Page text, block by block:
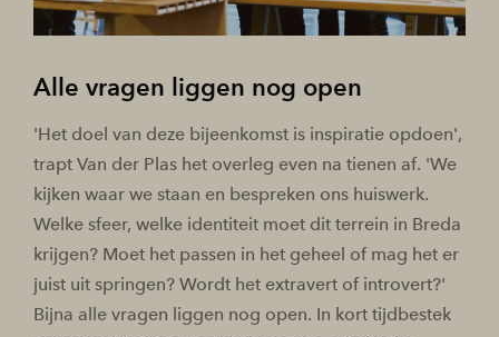
Alle vragen liggen nog open
'Het doel van deze bijeenkomst is inspiratie opdoen',
trapt Van der Plas het overleg even na tienen af. 'We
kijken waar we staan en bespreken ons huiswerk.
Welke sfeer, welke identiteit moet dit terrein in Breda
krijgen? Moet het passen in het geheel of mag het er
juist uit springen? Wordt het extravert of introvert?'
Bijna alle vragen liggen nog open. In kort tijdbestek